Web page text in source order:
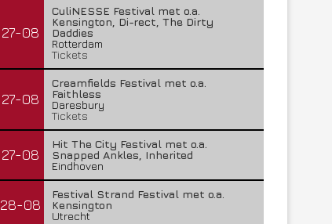
27-08
CuliNESSE Festival met o.a.
Kensington, Di-rect, The Dirty
Daddies
Rotterdam
Tickets
27-08
Creamfields Festival met o.a.
Faithless
Daresbury
Tickets
27-08
Hit The City Festival met o.a.
Snapped Ankles, Inherited
Eindhoven
28-08
Festival Strand Festival met o.a.
Kensington
Utrecht